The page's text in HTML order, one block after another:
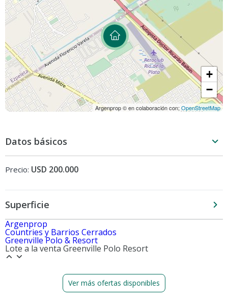
+
−
Argenprop © en colaboración con;OpenStreetMap
Datos básicos
Precio: USD 200.000
Superficie
Argenprop
Countries y Barrios Cerrados
Greenville Polo & Resort
Lote a la venta Greenville Polo Resort
Ver más ofertas disponibles